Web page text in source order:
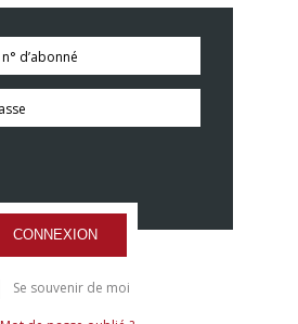
CONNEXION
Se souvenir de moi